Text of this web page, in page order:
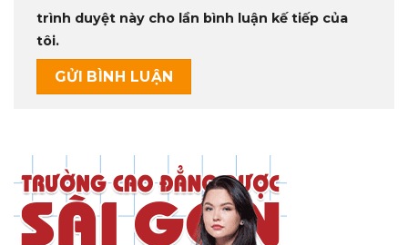
trình duyệt này cho lần bình luận kế tiếp của
tôi.